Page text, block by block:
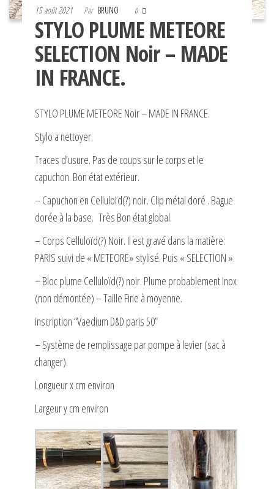
15 août 2021 Par BRUNO 0
STYLO PLUME METEORE
SELECTION Noir – MADE
IN FRANCE.
STYLO PLUME METEORE Noir – MADE IN FRANCE.
Stylo a nettoyer.
Traces d’usure. Pas de coups sur le corps et le
capuchon. Bon état extérieur.
– Capuchon en Celluloïd(?) noir. Clip métal doré . Bague
dorée à la base. Très Bon état global.
– Corps Celluloïd(?) Noir. Il est gravé dans la matière:
PARIS suivi de « METEORE» stylisé. Puis « SELECTION ».
– Bloc plume Celluloïd(?) noir. Plume probablement Inox
(non démontée) – Taille Fine à moyenne.
inscription “Vaedium D&D paris 50”
– Système de remplissage par pompe à levier (sac à
changer).
Longueur x cm environ
Largeur y cm environ